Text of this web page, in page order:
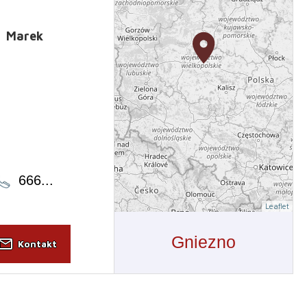
Marek
666...
Kontakt
Leaflet
Gniezno